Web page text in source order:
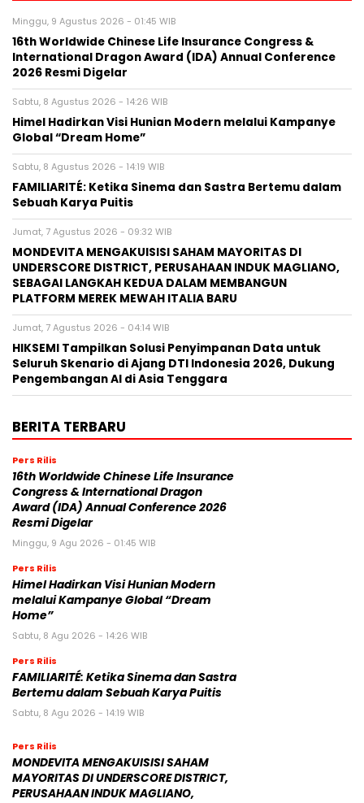
Minggu, 9 Agustus 2026 - 01:45 WIB
16th Worldwide Chinese Life Insurance Congress &
International Dragon Award (IDA) Annual Conference
2026 Resmi Digelar
Sabtu, 8 Agustus 2026 - 14:26 WIB
Himel Hadirkan Visi Hunian Modern melalui Kampanye
Global “Dream Home”
Sabtu, 8 Agustus 2026 - 14:19 WIB
FAMILIARITÉ: Ketika Sinema dan Sastra Bertemu dalam
Sebuah Karya Puitis
Jumat, 7 Agustus 2026 - 09:32 WIB
MONDEVITA MENGAKUISISI SAHAM MAYORITAS DI
UNDERSCORE DISTRICT, PERUSAHAAN INDUK MAGLIANO,
SEBAGAI LANGKAH KEDUA DALAM MEMBANGUN
PLATFORM MEREK MEWAH ITALIA BARU
Jumat, 7 Agustus 2026 - 04:14 WIB
HIKSEMI Tampilkan Solusi Penyimpanan Data untuk
Seluruh Skenario di Ajang DTI Indonesia 2026, Dukung
Pengembangan AI di Asia Tenggara
BERITA TERBARU
Pers Rilis
16th Worldwide Chinese Life Insurance
Congress & International Dragon
Award (IDA) Annual Conference 2026
Resmi Digelar
Minggu, 9 Agu 2026 - 01:45 WIB
Pers Rilis
Himel Hadirkan Visi Hunian Modern
melalui Kampanye Global “Dream
Home”
Sabtu, 8 Agu 2026 - 14:26 WIB
Pers Rilis
FAMILIARITÉ: Ketika Sinema dan Sastra
Bertemu dalam Sebuah Karya Puitis
Sabtu, 8 Agu 2026 - 14:19 WIB
Pers Rilis
MONDEVITA MENGAKUISISI SAHAM
MAYORITAS DI UNDERSCORE DISTRICT,
PERUSAHAAN INDUK MAGLIANO,